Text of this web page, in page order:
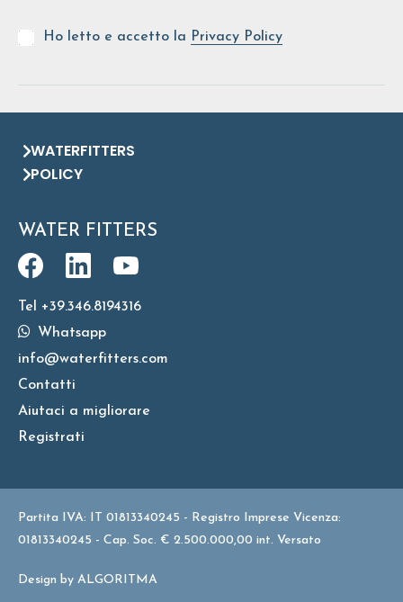
Ho letto e accetto la Privacy Policy
WATERFITTERS
POLICY
WATER FITTERS
Tel +39.346.8194316
Whatsapp
info@waterfitters.com
Contatti
Aiutaci a migliorare
Registrati
Partita IVA: IT 01813340245 - Registro Imprese Vicenza:
01813340245 - Cap. Soc. € 2.500.000,00 int. Versato
Design by ALGORITMA